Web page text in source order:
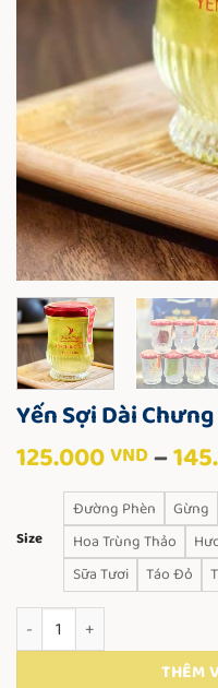
Yến Sợi Dài
125.000VND–
Size
Đường Phèn Gừng
Hoa Trùng Thảo
Sữa Tươi
Táo Đỏ
Yến Sợi Dài Chưng Tươi
THÊM